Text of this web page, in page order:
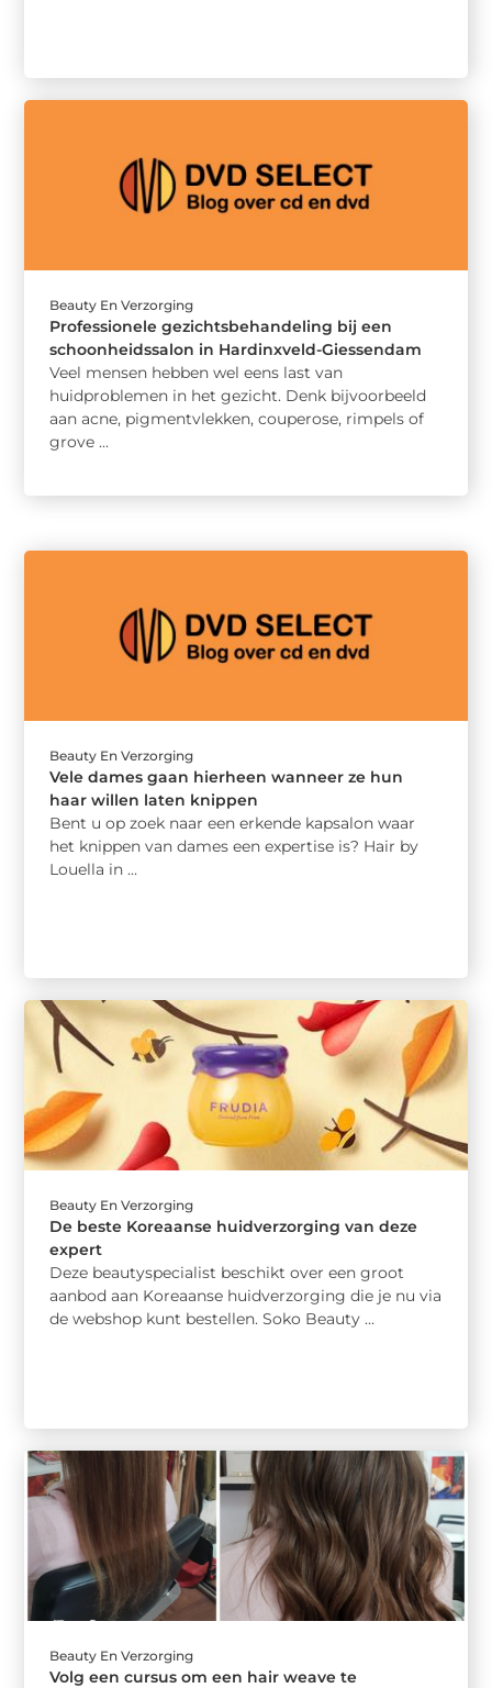
Beauty En Verzorging
Professionele gezichtsbehandeling bij een
schoonheidssalon in Hardinxveld-Giessendam
Veel mensen hebben wel eens last van
huidproblemen in het gezicht. Denk bijvoorbeeld
aan acne, pigmentvlekken, couperose, rimpels of
grove ...
Beauty En Verzorging
Vele dames gaan hierheen wanneer ze hun
haar willen laten knippen
Bent u op zoek naar een erkende kapsalon waar
het knippen van dames een expertise is? Hair by
Louella in ...
Beauty En Verzorging
De beste Koreaanse huidverzorging van deze
expert
Deze beautyspecialist beschikt over een groot
aanbod aan Koreaanse huidverzorging die je nu via
de webshop kunt bestellen. Soko Beauty ...
Beauty En Verzorging
Volg een cursus om een hair weave te